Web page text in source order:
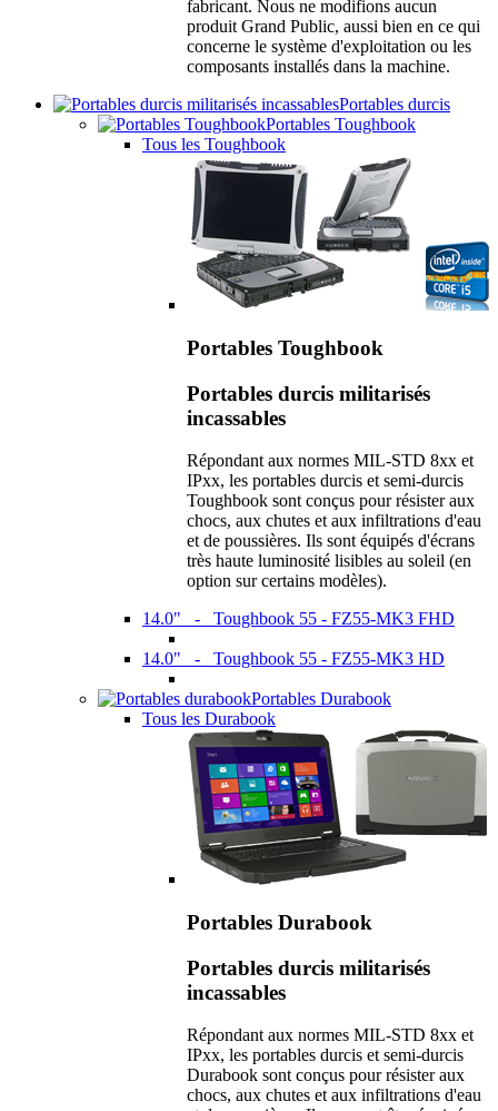
fabricant. Nous ne modifions aucun
produit Grand Public, aussi bien en ce qui
concerne le système d'exploitation ou les
composants installés dans la machine.
Portables durcis
Portables Toughbook
Tous les Toughbook
Portables Toughbook
Portables durcis militarisés
incassables
Répondant aux normes MIL-STD 8xx et
IPxx, les portables durcis et semi-durcis
Toughbook sont conçus pour résister aux
chocs, aux chutes et aux infiltrations d'eau
et de poussières. Ils sont équipés d'écrans
très haute luminosité lisibles au soleil (en
option sur certains modèles).
14.0" - Toughbook 55 - FZ55-MK3 FHD
14.0" - Toughbook 55 - FZ55-MK3 HD
Portables Durabook
Tous les Durabook
Portables Durabook
Portables durcis militarisés
incassables
Répondant aux normes MIL-STD 8xx et
IPxx, les portables durcis et semi-durcis
Durabook sont conçus pour résister aux
chocs, aux chutes et aux infiltrations d'eau